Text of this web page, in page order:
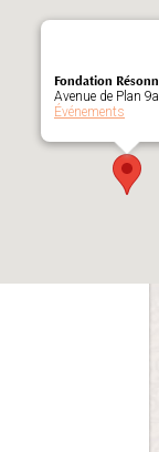
Fondation
Avenue de Plan
Événements